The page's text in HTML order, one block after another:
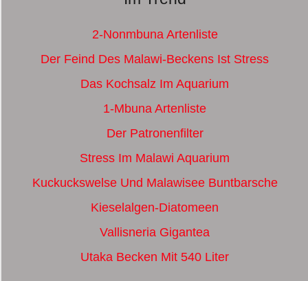
2-Nonmbuna Artenliste
Der Feind Des Malawi-Beckens Ist Stress
Das Kochsalz Im Aquarium
1-Mbuna Artenliste
Der Patronenfilter
Stress Im Malawi Aquarium
Kuckuckswelse Und Malawisee Buntbarsche
Kieselalgen-Diatomeen
Vallisneria Gigantea
Utaka Becken Mit 540 Liter